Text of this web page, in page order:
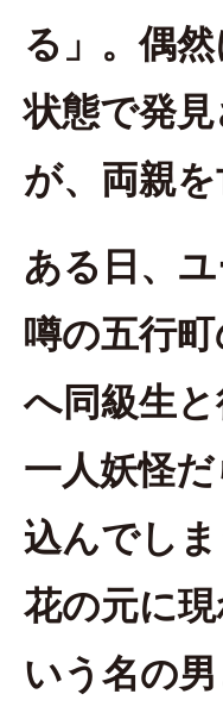
る」。偶
状態で発
が、両親を
ある日、
噂の五行
へ同級生と
一人妖怪
込んでし
花の元に
いう名の